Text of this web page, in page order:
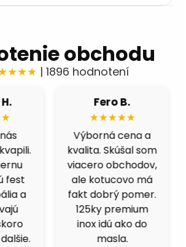
obchodu
| 1896 hodnotení
fest
a
Fero B.
★★★★★
Výborná cena a
kvalita. Skúšal som
viacero obchodov,
ale kotucovo má
fakt dobrý pomer.
125ky premium
inox idú ako do
masla.